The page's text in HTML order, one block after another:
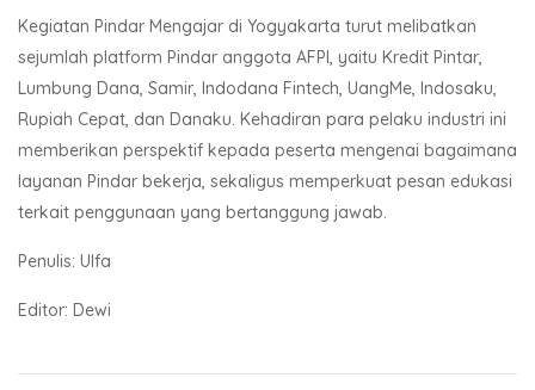
Kegiatan Pindar Mengajar di Yogyakarta turut melibatkan
sejumlah platform Pindar anggota AFPI, yaitu Kredit Pintar,
Lumbung Dana, Samir, Indodana Fintech, UangMe, Indosaku,
Rupiah Cepat, dan Danaku. Kehadiran para pelaku industri ini
memberikan perspektif kepada peserta mengenai bagaimana
layanan Pindar bekerja, sekaligus memperkuat pesan edukasi
terkait penggunaan yang bertanggung jawab.
Penulis: Ulfa
Editor: Dewi